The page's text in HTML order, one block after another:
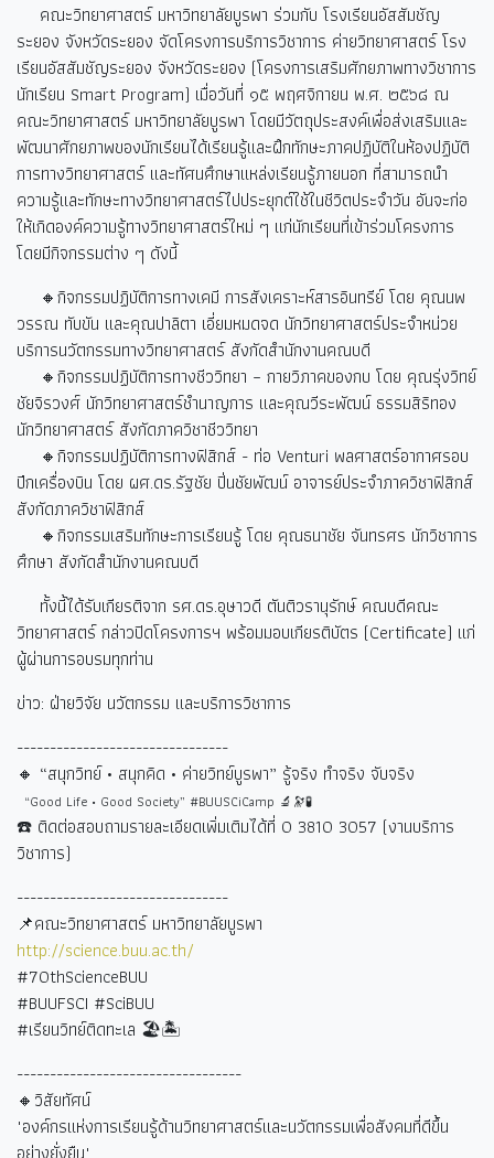
คณะวิทยาศาสตร์ มหาวิทยาลัยบูรพา ร่วมกับ โรงเรียนอัสสัมชัญ
ระยอง จังหวัดระยอง จัดโครงการบริการวิชาการ ค่ายวิทยาศาสตร์ โรง
เรียนอัสสัมชัญระยอง จังหวัดระยอง (โครงการเสริมศักยภาพทางวิชาการ
นักเรียน Smart Program) เมื่อวันที่ ๑๕ พฤศจิกายน พ.ศ. ๒๕๖๘ ณ
คณะวิทยาศาสตร์ มหาวิทยาลัยบูรพา โดยมีวัตถุประสงค์เพื่อส่งเสริมและ
พัฒนาศักยภาพของนักเรียนได้เรียนรู้และฝึกทักษะภาคปฏิบัติในห้องปฏิบัติ
การทางวิทยาศาสตร์ และทัศนศึกษาแหล่งเรียนรู้ภายนอก ที่สามารถนำ
ความรู้และทักษะทางวิทยาศาสตร์ไปประยุกต์ใช้ในชีวิตประจำวัน อันจะก่อ
ให้เกิดองค์ความรู้ทางวิทยาศาสตร์ใหม่ ๆ แก่นักเรียนที่เข้าร่วมโครงการ
โดยมีกิจกรรมต่าง ๆ ดังนี้
🔸กิจกรรมปฏิบัติการทางเคมี การสังเคราะห์สารอินทรีย์ โดย คุณนพ
วรรณ ทับขัน และคุณปาลิตา เอี่ยมหมดจด นักวิทยาศาสตร์ประจำหน่วย
บริการนวัตกรรมทางวิทยาศาสตร์ สังกัดสำนักงานคณบดี
🔸กิจกรรมปฏิบัติการทางชีววิทยา – กายวิภาคของกบ โดย คุณรุ่งวิทย์
ชัยจิรวงศ์ นักวิทยาศาสตร์ชำนาญการ และคุณวีระพัฒน์ ธรรมสิริทอง
นักวิทยาศาสตร์ สังกัดภาควิชาชีววิทยา
🔸กิจกรรมปฏิบัติการทางฟิสิกส์ - ท่อ Venturi พลศาสตร์อากาศรอบ
ปีกเครื่องบิน โดย ผศ.ดร.รัฐชัย ปิ่นชัยพัฒน์ อาจารย์ประจำภาควิชาฟิสิกส์
สังกัดภาควิชาฟิสิกส์
🔸กิจกรรมเสริมทักษะการเรียนรู้ โดย คุณธนาชัย จันทรศร นักวิชาการ
ศึกษา สังกัดสำนักงานคณบดี
ทั้งนี้ได้รับเกียรติจาก รศ.ดร.อุษาวดี ตันติวรานุรักษ์ คณบดีคณะ
วิทยาศาสตร์ กล่าวปิดโครงการฯ พร้อมมอบเกียรติบัตร (Certificate) แก่
ผู้ผ่านการอบรมทุกท่าน
ข่าว: ฝ่ายวิจัย นวัตกรรม และบริการวิชาการ
--------------------------------
🔸 “สนุกวิทย์ • สนุกคิด • ค่ายวิทย์บูรพา” รู้จริง ทำจริง จับจริง
“Good Life • Good Society” #BUUSCiCamp 🔬🔭🧪
☎️ ติดต่อสอบถามรายละเอียดเพิ่มเติมได้ที่ 0 3810 3057 (งานบริการ
วิชาการ)
--------------------------------
📌คณะวิทยาศาสตร์ มหาวิทยาลัยบูรพา
http://science.buu.ac.th/
#70thScienceBUU
#BUUFSCI #SciBUU
#เรียนวิทย์ติดทะเล 🏖🏝
----------------------------------
🔸วิสัยทัศน์
"องค์กรแห่งการเรียนรู้ด้านวิทยาศาสตร์และนวัตกรรมเพื่อสังคมที่ดีขึ้น